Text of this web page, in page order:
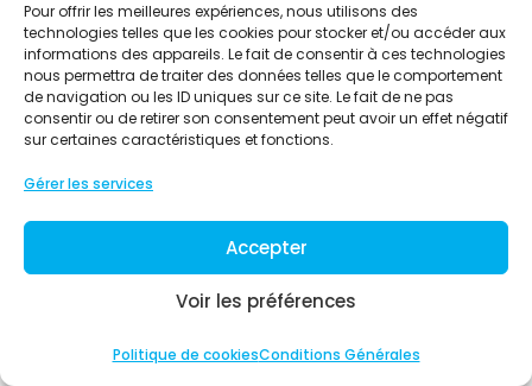
Pour offrir les meilleures expériences, nous utilisons des
technologies telles que les cookies pour stocker et/ou accéder aux
informations des appareils. Le fait de consentir à ces technologies
nous permettra de traiter des données telles que le comportement
de navigation ou les ID uniques sur ce site. Le fait de ne pas
consentir ou de retirer son consentement peut avoir un effet négatif
sur certaines caractéristiques et fonctions.
Gérer les services
Accepter
Voir les préférences
Politique de cookiesConditions Générales
200 personnes – Pack 2
2 enceintes (133 dB - 1200W RMS) + 2 pieds
+ câble mini-jack (pour
pc, téléphone, …)